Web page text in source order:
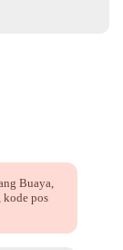
Buaya,
kode pos